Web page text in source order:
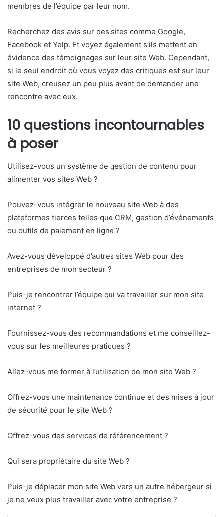
membres de l’équipe par leur nom.
Recherchez des avis sur des sites comme Google,
Facebook et Yelp. Et voyez également s’ils mettent en
évidence des témoignages sur leur site Web. Cependant,
si le seul endroit où vous voyez des critiques est sur leur
site Web, creusez un peu plus avant de demander une
rencontre avec eux.
10 questions incontournables
à poser
Utilisez-vous un système de gestion de contenu pour
alimenter vos sites Web ?
Pouvez-vous intégrer le nouveau site Web à des
plateformes tierces telles que CRM, gestion d’événements
ou outils de paiement en ligne ?
Avez-vous développé d’autres sites Web pour des
entreprises de mon secteur ?
Puis-je rencontrer l’équipe qui va travailler sur mon site
internet ?
Fournissez-vous des recommandations et me conseillez-
vous sur les meilleures pratiques ?
Allez-vous me former à l’utilisation de mon site Web ?
Offrez-vous une maintenance continue et des mises à jour
de sécurité pour le site Web ?
Offrez-vous des services de référencement ?
Qui sera propriétaire du site Web ?
Puis-je déplacer mon site Web vers un autre hébergeur si
je ne veux plus travailler avec votre entreprise ?